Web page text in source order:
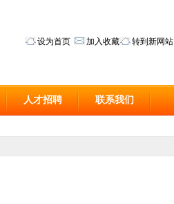
设为首页 加入收藏 转到新网站
人才招聘 联系我们